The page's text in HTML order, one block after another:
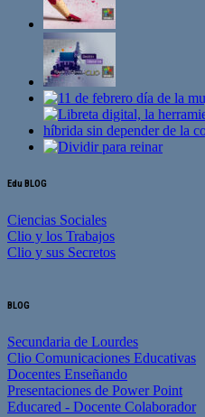
Edu BLOG
Ciencias Sociales
Clio y los Trabajos
Clio y sus Secretos
BLOG
Secundaria de Lourdes
Clio Comunicaciones Educativas
Docentes Enseñando
Presentaciones de Power Point
Educared - Docente Colaborador